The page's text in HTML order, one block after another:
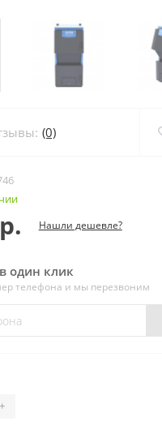
(0)
Нашли дешевле?
один клик
телефона и мы перезвоним
+